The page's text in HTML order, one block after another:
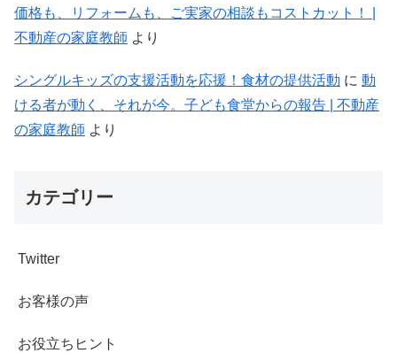
価格も、リフォームも、ご実家の相談もコストカット！ |
不動産の家庭教師 より
シングルキッズの支援活動を応援！食材の提供活動 に 動
ける者が動く、それが今。子ども食堂からの報告 | 不動産
の家庭教師 より
カテゴリー
Twitter
お客様の声
お役立ちヒント